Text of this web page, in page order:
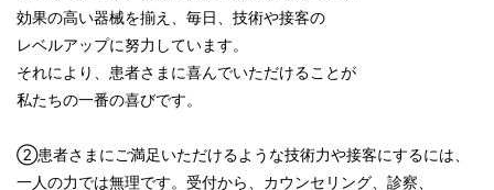
効果の高い器械を揃え、毎日、技術や接客の
レベルアップに努力しています。
それにより、患者さまに喜んでいただけることが
私たちの一番の喜びです。
②患者さまにご満足いただけるような技術力や接客にするには、
一人の力では無理です。受付から、カウンセリング、診察、